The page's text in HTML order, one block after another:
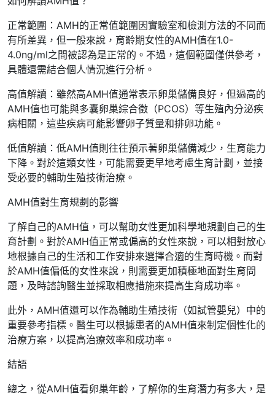
正常範圍：AMH的正常值範圍因實驗室和檢測方法的不同而
有所差異，但一般來說，育齡期女性的AMH值在1.0-
4.0ng/ml之間被認為是正常的。不過，這個範圍僅供參考，
具體還需結合個人情況進行分析。
高值解讀：雖然高AMH值通常表示卵巢儲備良好，但過高的
AMH值也可能與多囊卵巢綜合徵（PCOS）等生殖內分泌疾
病相關，這些疾病可能影響卵子質量和排卵功能。
低值解讀：低AMH值則往往預示著卵巢儲備減少，生育能力
下降。對於這類女性，可能需要更早地考慮生育計劃，並接
受必要的輔助生殖技術治療。
AMH值對生育規劃的影響
了解自己的AMH值，可以幫助女性更加科學地規劃自己的生
育計劃。對於AMH值正常或偏高的女性來說，可以相對放心
地根據自己的生活和工作安排來選擇合適的生育時機。而對
於AMH值偏低的女性來說，則需要更加積極地面對生育問
題，及時諮詢醫生並採取相應措施來提高生育成功率。
此外，AMH值還可以作為輔助生殖技術（如試管嬰兒）中的
重要參考指標。醫生可以根據患者的AMH值來制定個性化的
治療方案，以提高治療效率和成功率。
結語
總之，從AMH值看卵巢年齡，了解你的生育潛力有多大，是